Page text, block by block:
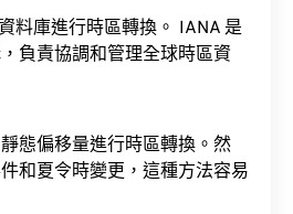
料庫進行時區轉換。 IANA 是
負責協調和管理全球時區資
態偏移量進行時區轉換。然
和夏令時變更，這種方法容易